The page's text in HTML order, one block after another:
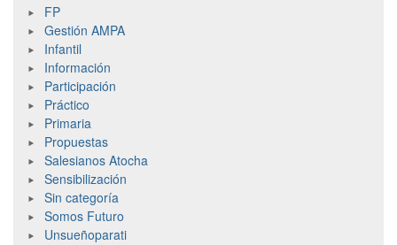
FP
Gestión AMPA
Infantil
Información
Participación
Práctico
Primaria
Propuestas
Salesianos Atocha
Sensibilización
Sin categoría
Somos Futuro
Unsueñoparati